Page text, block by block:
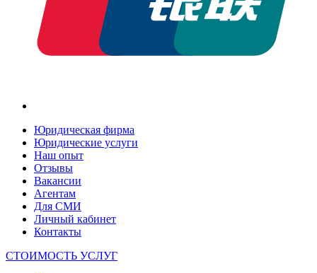
Юридическая фирма
Юридические услуги
Наш опыт
Отзывы
Вакансии
Агентам
Для СМИ
Личный кабинет
Контакты
СТОИМОСТЬ УСЛУГ